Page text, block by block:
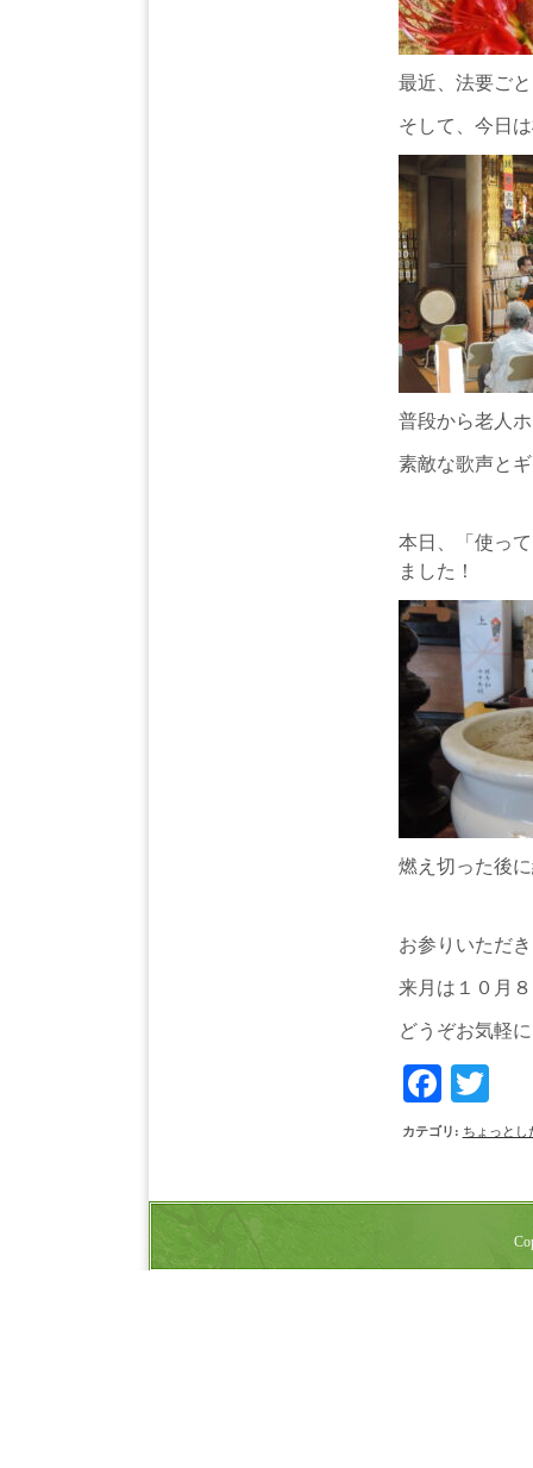
最近、法要ご
そして、今日
普段から老人
素敵な歌声と
本日、「使っ
ました！
燃え切った後
お参りいただ
来月は１０月
どうぞお気軽
カテゴリ : ちょっとし